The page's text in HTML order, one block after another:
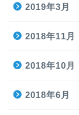
2019年3月
2018年11月
2018年10月
2018年6月